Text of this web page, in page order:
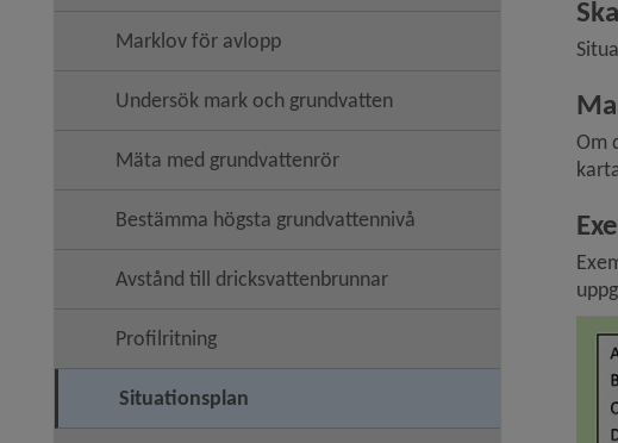
Marklov för avlopp
Undersök mark och grundvatten
Mäta med grundvattenrör
Bestämma högsta grundvattennivå
Avstånd till dricksvattenbrunnar
Profilritning
Situationsplan
Om